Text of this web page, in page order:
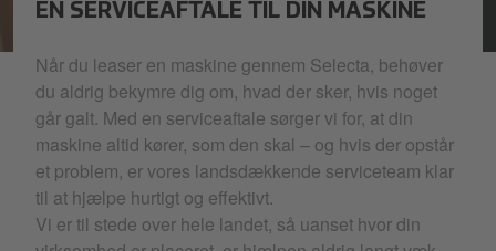
Selecta hero imagery_2025_ (35).jpg
EN SERVICEAFTALE TIL DIN MASKINE
Når du leaser en maskine gennem Selecta, behøver
du aldrig bekymre dig om, hvad der sker, hvis noget
går galt. Med en serviceaftale sørger vi for, at din
maskine altid kører, som den skal – og hvis der opstår
et problem, er vores landsdækkende serviceteam klar
til at hjælpe hurtigt og effektivt.
Vi er til stede over hele landet, så uanset hvor din